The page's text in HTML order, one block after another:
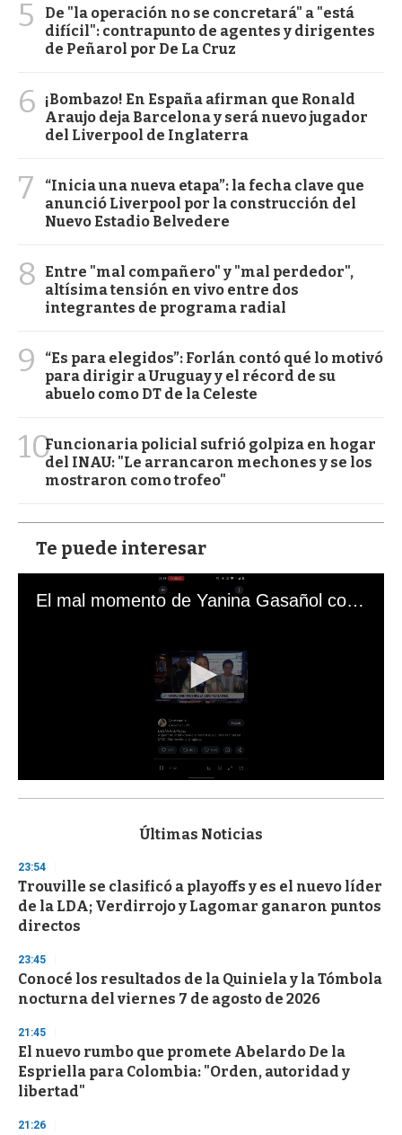
5
De "la operación no se concretará" a "está
difícil": contrapunto de agentes y dirigentes
de Peñarol por De La Cruz
6
¡Bombazo! En España afirman que Ronald
Araujo deja Barcelona y será nuevo jugador
del Liverpool de Inglaterra
7
“Inicia una nueva etapa”: la fecha clave que
anunció Liverpool por la construcción del
Nuevo Estadio Belvedere
8
Entre "mal compañero" y "mal perdedor",
altísima tensión en vivo entre dos
integrantes de programa radial
9
“Es para elegidos”: Forlán contó qué lo motivó
para dirigir a Uruguay y el récord de su
abuelo como DT de la Celeste
10Funcionaria policial sufrió golpiza en hogar
del INAU: "Le arrancaron mechones y se los
mostraron como trofeo"
Te puede interesar
El mal momento de Yanina Gasañol con un hincha argentino en "Subrayado"
s
d
s
o
f
3
s
e
c
o
d
s
Últimas Noticias
23:54
Trouville se clasificó a playoffs y es el nuevo líder
de la LDA; Verdirrojo y Lagomar ganaron puntos
directos
23:45
Conocé los resultados de la Quiniela y la Tómbola
nocturna del viernes 7 de agosto de 2026
21:45
El nuevo rumbo que promete Abelardo De la
Espriella para Colombia: "Orden, autoridad y
libertad"
21:26